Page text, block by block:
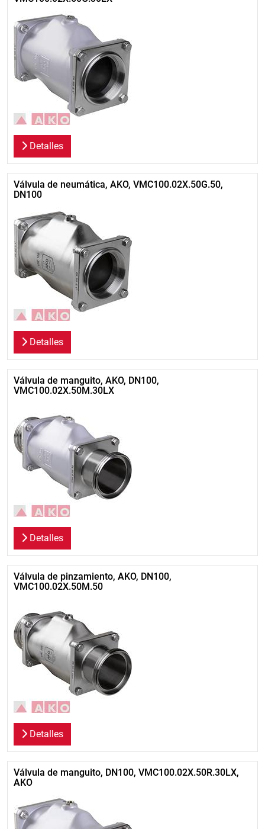
Detalles
Válvula de neumática, AKO, VMC100.02X.50G.50,
DN100
Detalles
Válvula de manguito, AKO, DN100,
VMC100.02X.50M.30LX
Detalles
Válvula de pinzamiento, AKO, DN100,
VMC100.02X.50M.50
Detalles
Válvula de manguito, DN100, VMC100.02X.50R.30LX,
AKO